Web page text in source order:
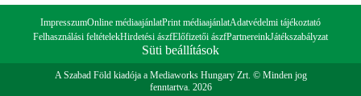
ImpresszumOnline médiaajánlatPrint médiaajánlatAdatvédelmi tájékoztató
Felhasználási feltételekHirdetési ászfElőfizetői ászfPartnereinkJátékszabályzat
Süti beállítások
A Szabad Föld kiadója a Mediaworks Hungary Zrt. © Minden jog
fenntartva. 2026